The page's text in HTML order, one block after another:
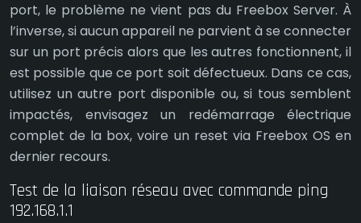
port, le problème ne vient pas du Freebox Server. À
l’inverse, si aucun appareil ne parvient à se connecter
sur un port précis alors que les autres fonctionnent, il
est possible que ce port soit défectueux. Dans ce cas,
utilisez un autre port disponible ou, si tous semblent
impactés, envisagez un redémarrage électrique
complet de la box, voire un reset via Freebox OS en
dernier recours.
Test de la liaison réseau avec commande ping
192.168.1.1